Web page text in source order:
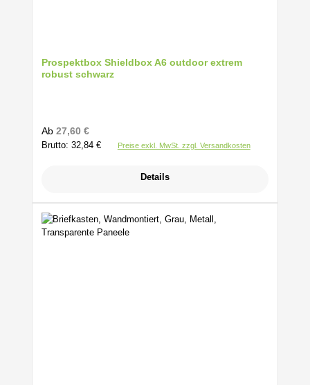
Prospektbox Shieldbox A6 outdoor extrem
robust schwarz
Regulärer Preis:
Ab 27,60 €
Brutto: 32,84 € Preise exkl. MwSt. zzgl. Versandkosten
Details